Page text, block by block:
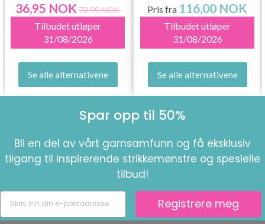
36,95 NOK 72,95 NOK
Tilbudet utløper
31/08/2026
Se alle alternativene
Pris fra 116,00 NOK
Tilbudet utløper
31/08/2026
Se alle alternativene
Spar opp til 50%
Bli en del av vårt garnsamfunn og få eksklusiv
tilgang til inspirerende strikkemønstre og spesielle
tilbud!
Registrere meg